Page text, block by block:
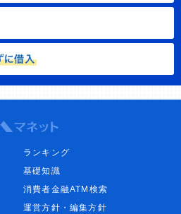
ランキング
基礎知識
消費者金融ATM検索
運営方針・編集方針